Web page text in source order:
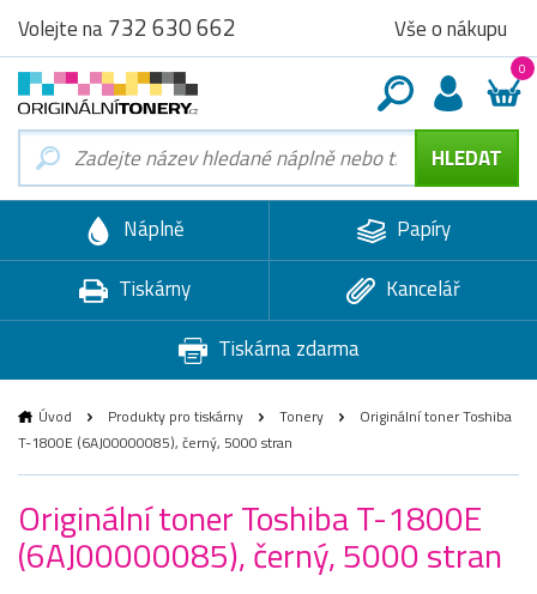
Volejte na732 630 662 Vše o nákupu
0
Náplně
Papíry
Tiskárny
Kancelář
Tiskárna zdarma
Úvod Produkty pro tiskárny Tonery
Originální toner Toshiba
T-1800E (6AJ00000085), černý, 5000 stran
Originální toner Toshiba T-1800E
(6AJ00000085), černý, 5000 stran